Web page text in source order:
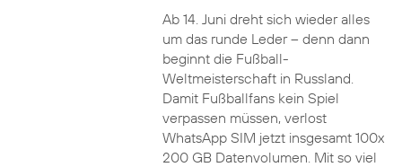
Ab 14. Juni dreht sich wieder alles
um das runde Leder – denn dann
beginnt die Fußball-
Weltmeisterschaft in Russland.
Damit Fußballfans kein Spiel
verpassen müssen, verlost
WhatsApp SIM jetzt insgesamt 100x
200 GB Datenvolumen. Mit so viel